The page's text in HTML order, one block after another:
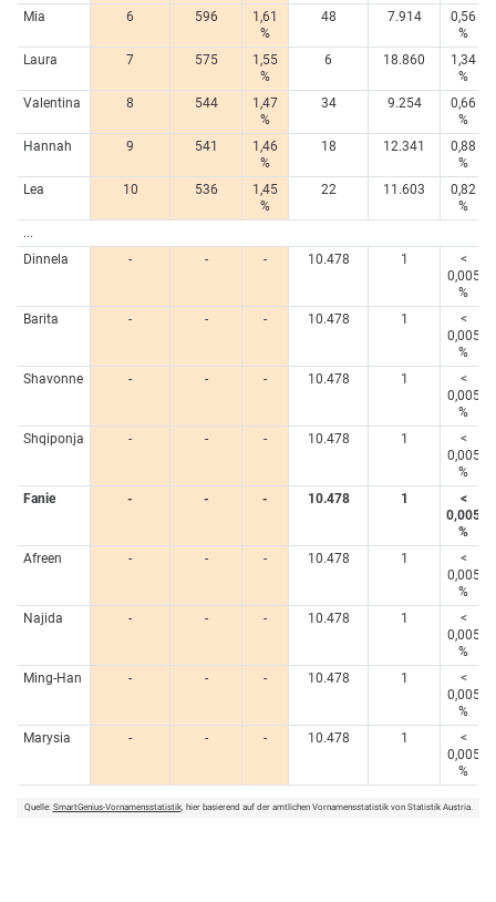
Mia
6 596
1,61
%
48 7.914
0,56
%
Laura
7 575
1,55
%
6 18.860
1,34
%
Valentina
8 544
1,47
%
34 9.254
0,66
%
Hannah
9 541
1,46
%
18 12.341
0,88
%
Lea
10 536
1,45
%
22 11.603
0,82
%
...
Dinnela
- - - 10.478 1
<
0,005
%
Barita
- - - 10.478 1
<
0,005
%
Shavonne
- - - 10.478 1
<
0,005
%
Shqiponja
- - - 10.478 1
<
0,005
%
Fanie
- - - 10.478 1
<
0,005
%
Afreen
- - - 10.478 1
<
0,005
%
Najida
- - - 10.478 1
<
0,005
%
Ming-Han
- - - 10.478 1
<
0,005
%
Marysia
- - - 10.478 1
<
0,005
%
Quelle: SmartGenius-Vornamensstatistik, hier basierend auf der amtlichen Vornamensstatistik von Statistik Austria.